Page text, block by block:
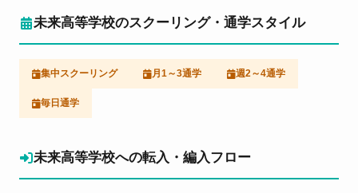
未来高等学校のスクーリング・通学スタイル
集中スクーリング 月1～3通学 週2～4通学
毎日通学
未来高等学校への転入・編入フロー